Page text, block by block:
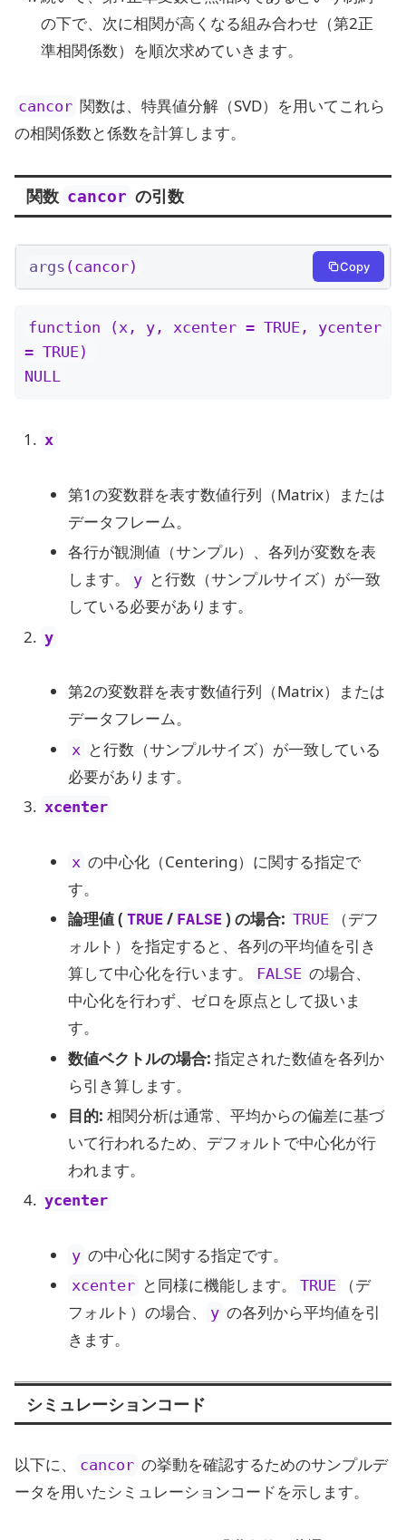
の下で、次に相関が高くなる組み合わせ（第2正
準相関係数）を順次求めていきます。
cancor 関数は、特異値分解（SVD）を用いてこれら
の相関係数と係数を計算します。
関数 cancor の引数
args (cancor) Copy
function (x, y, xcenter = TRUE, ycenter
= TRUE)
NULL
x
第1の変数群を表す数値行列（Matrix）または
データフレーム。
各行が観測値（サンプル）、各列が変数を表
します。
y と行数（サンプルサイズ）が一致
している必要があります。
y
第2の変数群を表す数値行列（Matrix）または
データフレーム。
x と行数（サンプルサイズ）が一致している
必要があります。
xcenter
x の中心化（Centering）に関する指定で
す。
論理値 ( TRUE / FALSE ) の場合: TRUE
（デフ
ォルト）を指定すると、各列の平均値を引き
算して中心化を行います。
FALSE の場合、
中心化を行わず、ゼロを原点として扱いま
す。
数値ベクトルの場合: 指定された数値を各列か
ら引き算します。
目的: 相関分析は通常、平均からの偏差に基づ
いて行われるため、デフォルトで中心化が行
われます。
ycenter
y の中心化に関する指定です。
xcenter と同様に機能します。 TRUE
（デ
フォルト）の場合、
y の各列から平均値を引
きます。
シミュレーションコード
以下に、 cancor の挙動を確認するためのサンプルデ
ータを用いたシミュレーションコードを示します。